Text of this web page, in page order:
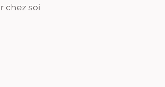
chez soi